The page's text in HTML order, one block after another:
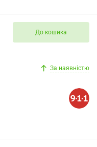
До кошика
За наявністю